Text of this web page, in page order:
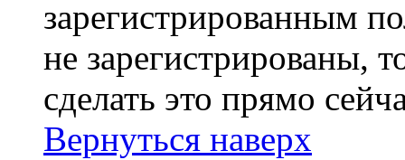
зарегистрированным
не зарегистрированы,
сделать это прямо
Вернуться наверх